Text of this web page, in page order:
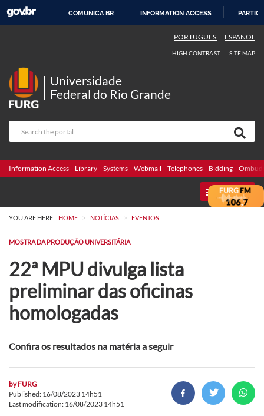
COMUNICA BR INFORMATION ACCESS
PORTUGUÊS ESPAÑOL
HIGH CONTRAST SITE MAP
Universidade
Federal do Rio Grande
Information Access Library Systems Webmail Telephones Bidding
MENU
YOU ARE HERE: HOME > NOTÍCIAS > EVENTOS
MOSTRA DA PRODUÇÃO UNIVERSITÁRIA
22ª MPU divulga lista
preliminar das oficinas
homologadas
Confira os resultados na matéria a seguir
byFURG
Published: 16/08/2023 14h51
Last modification: 16/08/2023 14h51